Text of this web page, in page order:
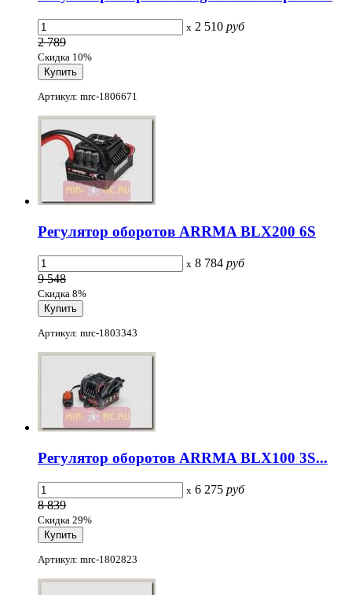
x 2 510 руб
2 789
Скидка 10%
Артикул: mrc-1806671
Регулятор оборотов ARRMA BLX200 6S
x 8 784 руб
9 548
Скидка 8%
Артикул: mrc-1803343
Регулятор оборотов ARRMA BLX100 3S...
x 6 275 руб
8 839
Скидка 29%
Артикул: mrc-1802823